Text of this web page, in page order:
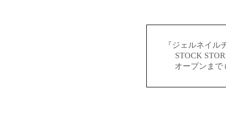
『ジェルネイ
STOCK
オープンまで